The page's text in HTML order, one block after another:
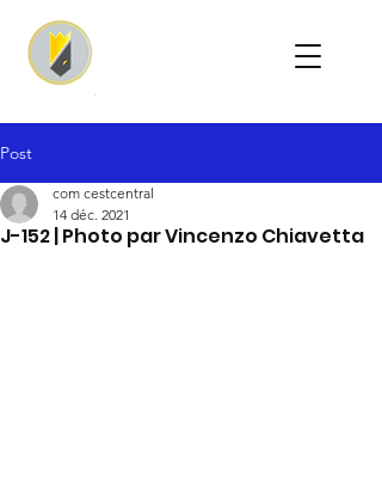
Post
J-152 | Photo par Vincenzo Chiavetta
com cestcentral
14 déc. 2021